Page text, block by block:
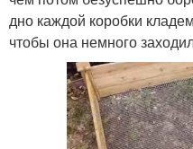
дно каждой коробки
чтобы она немного